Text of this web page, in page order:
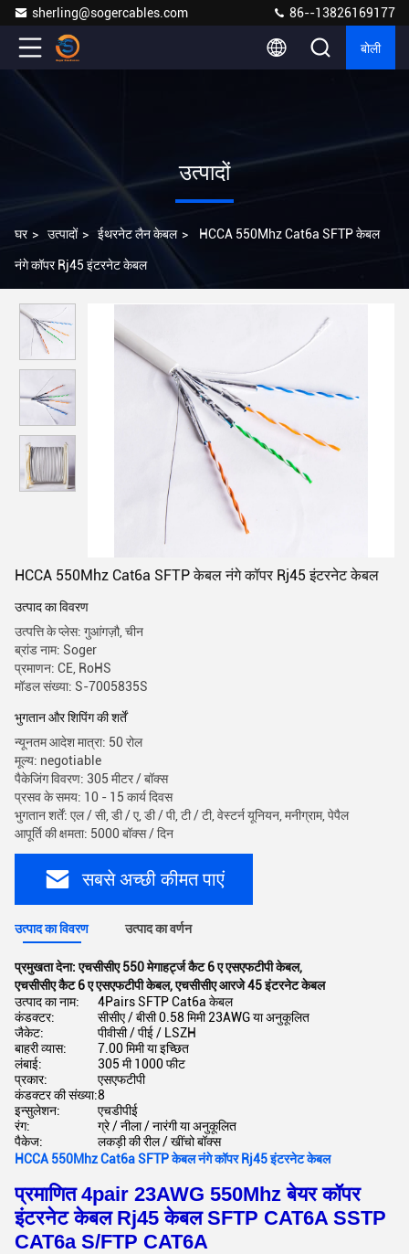
sherling@sogercables.com 86--13826169177
बोली
उत्पादों
घर > उत्पादों > ईथरनेट लैन केबल > HCCA 550Mhz Cat6a SFTP केबल
नंगे कॉपर Rj45 इंटरनेट केबल
HCCA 550Mhz Cat6a SFTP केबल नंगे कॉपर Rj45 इंटरनेट केबल
उत्पाद का विवरण
उत्पत्ति के प्लेस: गुआंगज़ौ, चीन
ब्रांड नाम: Soger
प्रमाणन: CE, RoHS
मॉडल संख्या: S-7005835S
भुगतान और शिपिंग की शर्तें
न्यूनतम आदेश मात्रा: 50 रोल
मूल्य: negotiable
पैकेजिंग विवरण: 305 मीटर / बॉक्स
प्रसव के समय: 10 - 15 कार्य दिवस
भुगतान शर्तें: एल / सी, डी / ए, डी / पी, टी / टी, वेस्टर्न यूनियन, मनीग्राम, पेपैल
आपूर्ति की क्षमता: 5000 बॉक्स / दिन
सबसे अच्छी कीमत पाएं
उत्पाद का विवरण उत्पाद का वर्णन
प्रमुखता देना:एचसीसीए 550 मेगाहर्ट्ज कैट 6 ए एसएफटीपी केबल,
एचसीसीए कैट 6 ए एसएफटीपी केबल,एचसीसीए आरजे 45 इंटरनेट केबल
उत्पाद का नाम:
4Pairs SFTP Cat6a केबल
कंडक्टर:
सीसीए / बीसी 0.58 मिमी 23AWG या अनुकूलित
जैकेट:
पीवीसी / पीई / LSZH
बाहरी व्यास:
7.00 मिमी या इच्छित
लंबाई:
305 मी 1000 फीट
प्रकार:
एसएफटीपी
कंडक्टर की संख्या:8
इन्सुलेशन:
एचडीपीई
रंग:
ग्रे / नीला / नारंगी या अनुकूलित
पैकेज:
लकड़ी की रील / खींचो बॉक्स
HCCA 550Mhz Cat6a SFTP केबल नंगे कॉपर Rj45 इंटरनेट केबल
प्रमाणित 4pair 23AWG 550Mhz बेयर कॉपर
इंटरनेट केबल Rj45 केबल SFTP CAT6A SSTP
CAT6a S/FTP CAT6A